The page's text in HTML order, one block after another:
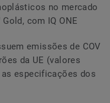
no mercado
com IQ ONE
emissões de COV
da UE (valores
especificações dos